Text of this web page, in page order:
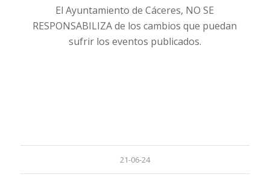
El Ayuntamiento de Cáceres, NO SE
RESPONSABILIZA de los cambios que puedan
sufrir los eventos publicados.
21-06-24